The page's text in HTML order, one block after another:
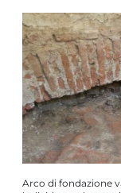
Arco di fondazione